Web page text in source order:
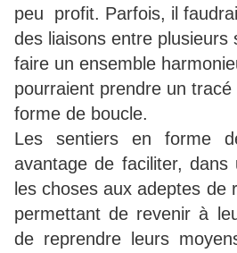
peu profit. Parfois, il
des liaisons entre plusieurs
faire un ensemble
pourraient prendre un
forme de boucle.
Les sentiers en forme
avantage de faciliter, dans
les choses aux adeptes de
permettant de revenir à
de reprendre leurs